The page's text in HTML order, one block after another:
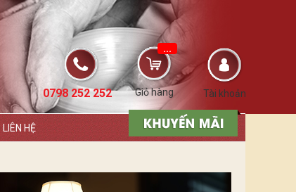
Tài khoản
Giỏ hàng
...
0798 252 252
LIÊN HỆ